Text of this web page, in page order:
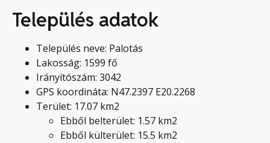
Település adatok
Település neve: Palotás
Lakosság: 1599 fő
Irányítószám: 3042
GPS koordináta: N47.2397 E20.2268
Terület: 17.07 km2
Ebből belterület: 1.57 km2
Ebből külterület: 15.5 km2